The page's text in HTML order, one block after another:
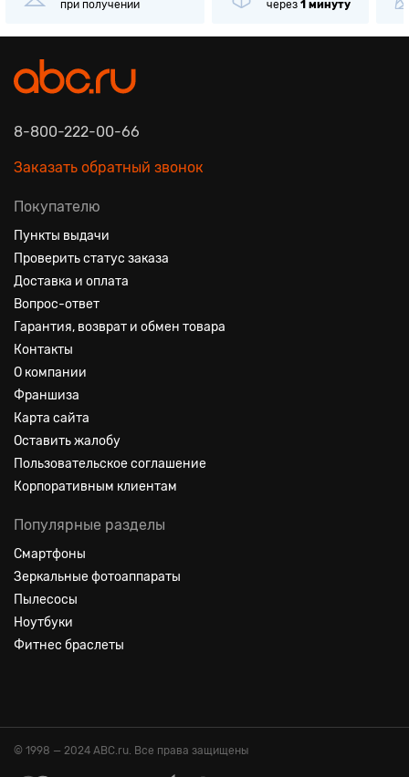
при получении
через 1 минуту
8-800-222-00-66
Заказать обратный звонок
Покупателю
Пункты выдачи
Проверить статус заказа
Доставка и оплата
Вопрос-ответ
Гарантия, возврат и обмен товара
Контакты
О компании
Франшиза
Карта сайта
Оставить жалобу
Пользовательское соглашение
Корпоративным клиентам
Популярные разделы
Смартфоны
Зеркальные фотоаппараты
Пылесосы
Ноутбуки
Фитнес браслеты
© 1998 — 2024 ABC.ru. Все права защищены